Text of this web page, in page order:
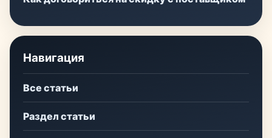
Навигация
Все статьи
Раздел статьи